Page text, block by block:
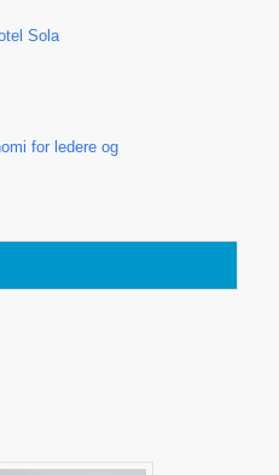
Sola
for ledere og